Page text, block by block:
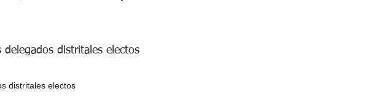
delegados distritales electos
distritales electos